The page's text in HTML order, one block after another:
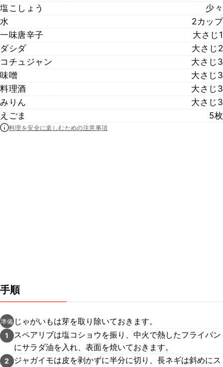
塩こしょう
少々
水
2カップ
一味唐辛子
大さじ1
ダシダ
大さじ2
コチュジャン
大さじ3
味噌
大さじ3
料理酒
大さじ3
みりん
大さじ3
えごま
5枚
料理を安全に楽しむための注意事項
手順
準備 じゃがいもは芽を取り除いておきます。
1
スペアリブは塩コショウを振り、中火で熱したフライパン
にサラダ油を入れ、表面を焼いておきます。
2
ジャガイモは皮を剥かずに半分に切り、長ネギは斜めにス